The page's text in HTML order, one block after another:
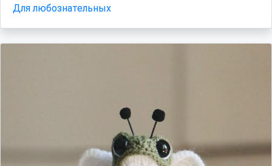
Для любознательных